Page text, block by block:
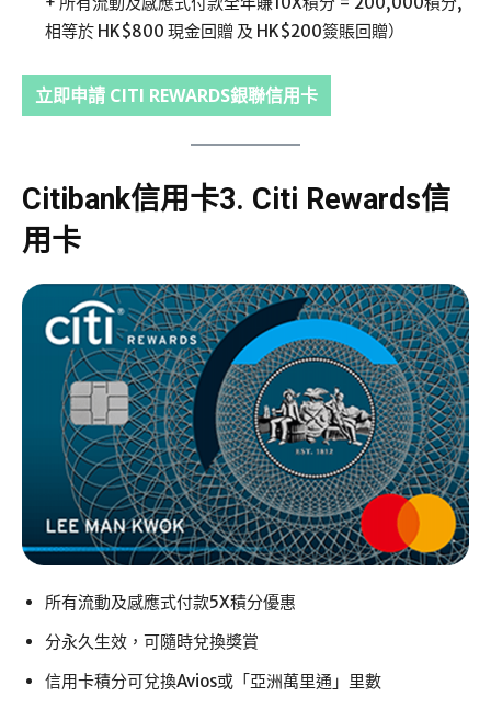
相等於 HK$800 現金回贈 及 HK$200簽賬回贈）
立即申請 CITI REWARDS銀聯信用卡
Citibank信用卡3. Citi Rewards信
用卡
所有流動及感應式付款5X積分優惠
分永久生效，可隨時兌換獎賞
信用卡積分可兌換Avios或「亞洲萬里通」里數